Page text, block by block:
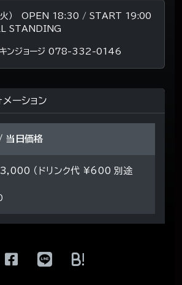
） OPEN 18:30 / START 19:00
STANDING
キンジョージ 078-332-0146
メーション
当日価格
（ドリンク代 ¥600 別途
!